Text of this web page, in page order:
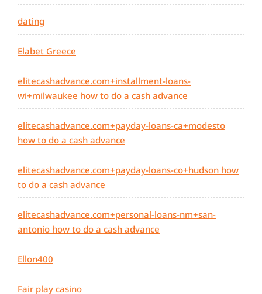
dating
Elabet Greece
elitecashadvance.com+installment-loans-
wi+milwaukee how to do a cash advance
elitecashadvance.com+payday-loans-ca+modesto
how to do a cash advance
elitecashadvance.com+payday-loans-co+hudson how
to do a cash advance
elitecashadvance.com+personal-loans-nm+san-
antonio how to do a cash advance
Ellon400
Fair play casino